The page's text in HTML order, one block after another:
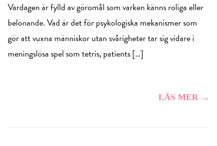
Vardagen är fylld av göromål som varken känns roliga eller
belönande. Vad är det för psykologiska mekanismer som
gör att vuxna människor utan svårigheter tar sig vidare i
meningslösa spel som tetris, patients […]
LÄS MER →